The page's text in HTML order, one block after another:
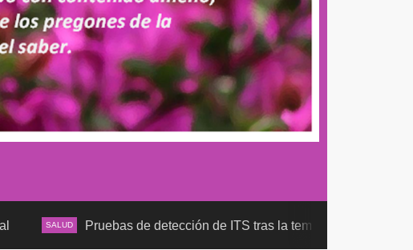
Pruebas de detección de ITS tras la temporada futbolera, aseguran la